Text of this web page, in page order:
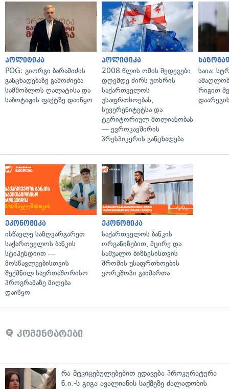
პოლიტიკა
POG: გიორგი ბარამიძის
განცხადებაზე გამოძიება
სამშობლოს ღალატისა და
საბოტაჟის ფაქტზე დაიწყო
პოლიტიკა
2008 წლის ომის შედეგები
დღემდე ძირს უთხრის
საქართველოს
უსაფრთხოებას,
სუვერენიტეტსა და
ტერიტორიულ მთლიანობას
— ევროკავშირის
პრესპიკერის განცხადება
საია:
რიგით
ეკონომიკა
ისწავლე საზღვარგარეთ
საქართველოს ბანკის
სტიპენდიით —
მოსწავლეებისთვის
შექმნილ საერთაშორისო
პროგრამაზე მიღება
დაიწყო
ეკონომიკა
საქართველოს ბანკის
ორგანიზებით, მცირე და
საშუალო ბიზნესისთვის
შრომის უსაფრთხოების
ვორკშოპი გაიმართა
კომენტარები
რა მტკიცებულებებით ედავება პროკურატურა
ნ.ი.-ს გიგა ავალიანის საქმეზე ძალადობის